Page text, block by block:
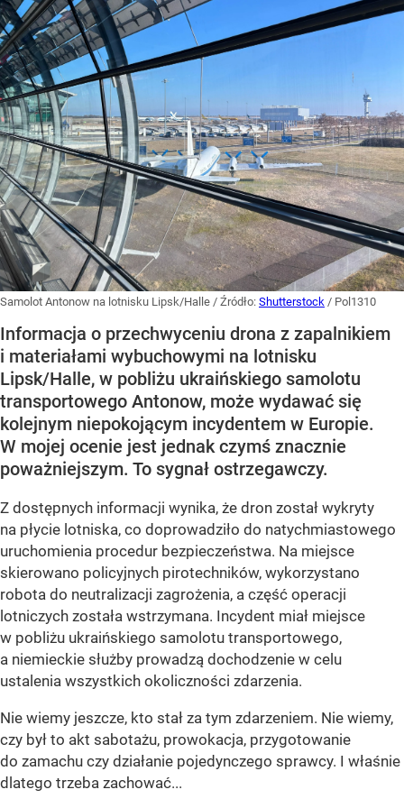
Samolot Antonow na lotnisku Lipsk/Halle / Źródło: Shutterstock / Pol1310
Informacja o przechwyceniu drona z zapalnikiem
i materiałami wybuchowymi na lotnisku
Lipsk/Halle, w pobliżu ukraińskiego samolotu
transportowego Antonow, może wydawać się
kolejnym niepokojącym incydentem w Europie.
W mojej ocenie jest jednak czymś znacznie
poważniejszym. To sygnał ostrzegawczy.
Z dostępnych informacji wynika, że dron został wykryty
na płycie lotniska, co doprowadziło do natychmiastowego
uruchomienia procedur bezpieczeństwa. Na miejsce
skierowano policyjnych pirotechników, wykorzystano
robota do neutralizacji zagrożenia, a część operacji
lotniczych została wstrzymana. Incydent miał miejsce
w pobliżu ukraińskiego samolotu transportowego,
a niemieckie służby prowadzą dochodzenie w celu
ustalenia wszystkich okoliczności zdarzenia.
Nie wiemy jeszcze, kto stał za tym zdarzeniem. Nie wiemy,
czy był to akt sabotażu, prowokacja, przygotowanie
do zamachu czy działanie pojedynczego sprawcy. I właśnie
dlatego trzeba zachować...